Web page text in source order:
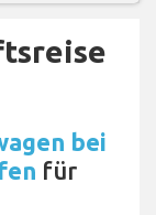
bei
für